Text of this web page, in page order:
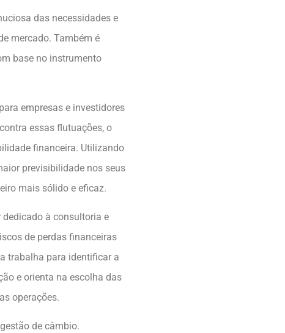
das necessidades e
mercado. Também é
base no instrumento
empresas e investidores
essas flutuações, o
financeira. Utilizando
previsibilidade nos seus
mais sólido e eficaz.
à consultoria e
de perdas financeiras
trabalha para identificar a
e orienta na escolha das
operações.
de câmbio.